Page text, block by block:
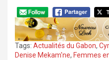
Tags: Actualités du Gabon,
Denise Mekam'ne, Femmes